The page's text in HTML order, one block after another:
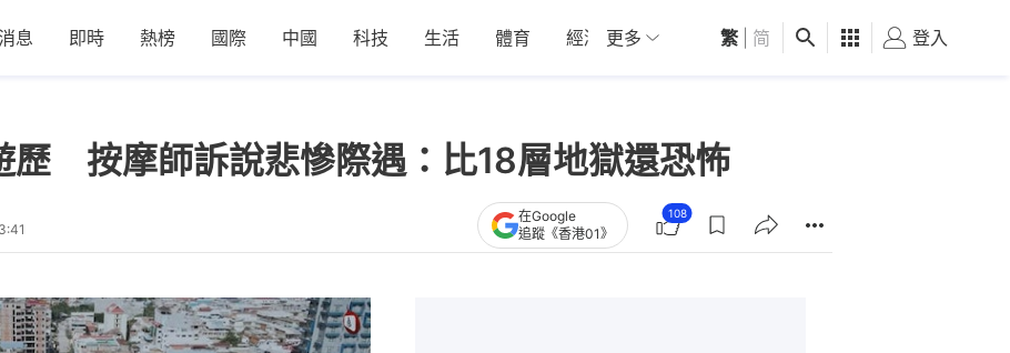
息 即時 熱榜 國際 中國 科技 生活 體育 經濟 01深圳 觀點 健康 好食玩飛
更多 繁 简 登入
歷 按摩師訴說悲慘際遇：比18層地獄還恐怖
在Google
追蹤《香港01》
108